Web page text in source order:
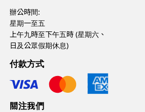
辦公時間:
星期一至五
上午九時至下午五時 (星期六、
日及公眾假期休息)
付款方式
關注我們